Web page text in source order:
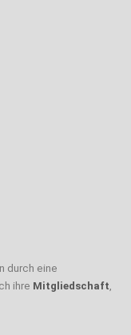
durch eine
ihre Mitgliedschaft,